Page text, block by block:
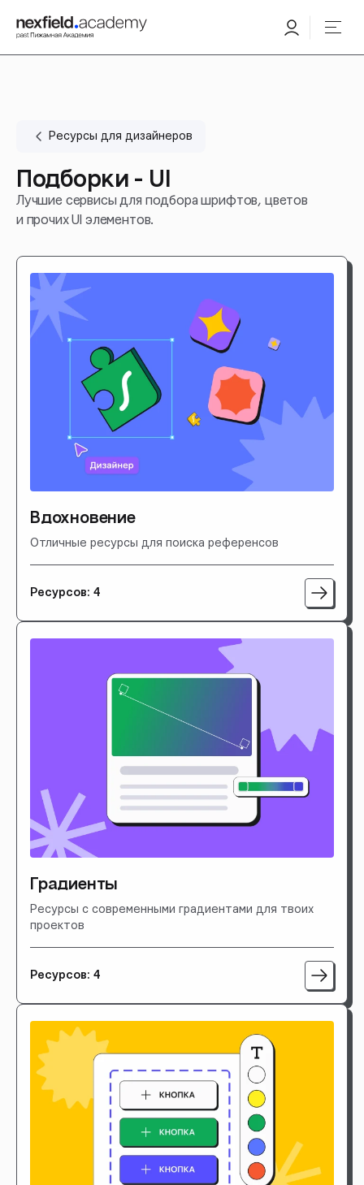
Ресурсы для дизайнеров
Подборки - UI
Лучшие сервисы для подбора шрифтов, цветов
и прочих UI элементов.
Вдохновение
Отличные ресурсы для поиска референсов
Ресурсов: 4
Градиенты
Ресурсы с современными градиентами для твоих
проектов
Ресурсов: 4